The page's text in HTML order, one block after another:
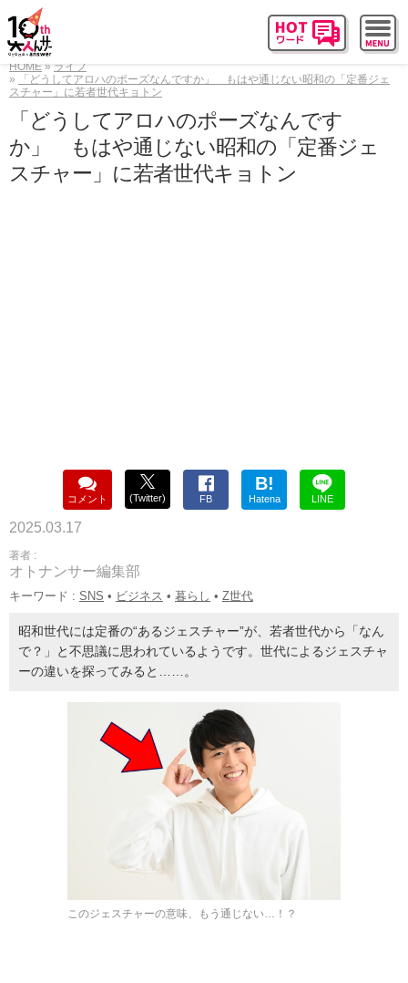
HOME
ライフ
「どうしてアロハのポーズなんですか」 もはや通じない昭和の「定番ジェ
スチャー」に若者世代キョトン
「どうしてアロハのポーズなんです
か」 もはや通じない昭和の「定番ジェ
スチャー」に若者世代キョトン
コメント (Twitter) FB
B!
Hatena LINE
2025.03.17
著者 :
オトナンサー編集部
キーワード : SNS • ビジネス • 暮らし • Z世代
昭和世代には定番の“あるジェスチャー”が、若者世代から「なん
で？」と不思議に思われているようです。世代によるジェスチャ
ーの違いを探ってみると……。
このジェスチャーの意味、もう通じない…！？